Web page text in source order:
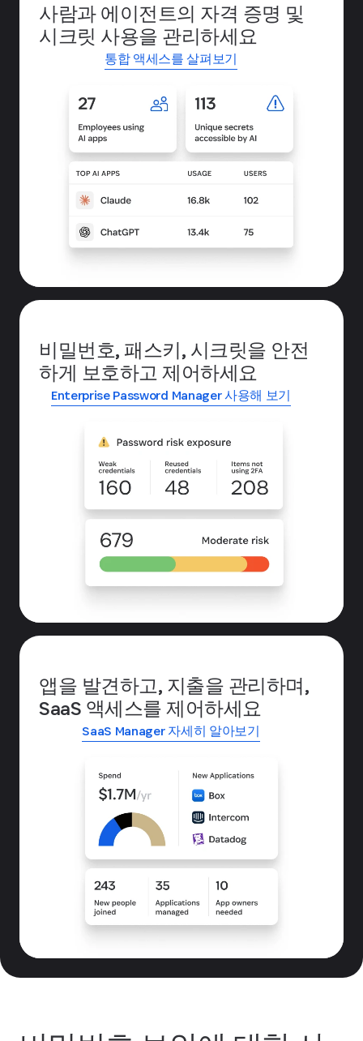
사람과 에이전트의 자격 증명 및
시크릿 사용을 관리하세요
통합 액세스를 살펴보기
비밀번호, 패스키, 시크릿을 안전
하게 보호하고 제어하세요
Enterprise Password Manager 사용해 보기
앱을 발견하고, 지출을 관리하며,
SaaS 액세스를 제어하세요
SaaS Manager 자세히 알아보기